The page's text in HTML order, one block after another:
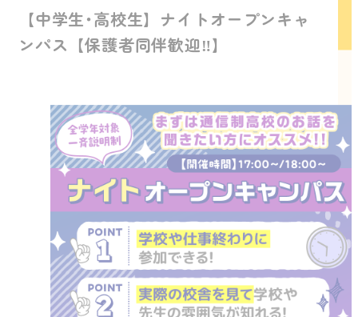
【中学生･高校生】ナイトオープンキャ
ンパス【保護者同伴歓迎‼️】